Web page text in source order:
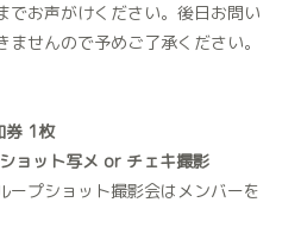
でお声がけください。後日お問い
せんので予めご了承ください。
券 1枚
ョット写メ or チェキ撮影
プショット撮影会はメンバーを